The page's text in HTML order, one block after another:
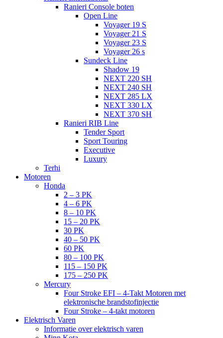
Ranieri Console boten
Open Line
Voyager 19 S
Voyager 21 S
Voyager 23 S
Voyager 26 s
Sundeck Line
Shadow 19
NEXT 220 SH
NEXT 240 SH
NEXT 285 LX
NEXT 330 LX
NEXT 370 SH
Ranieri RIB Line
Tender Sport
Sport Touring
Executive
Luxury
Terhi
Motoren
Honda
2 – 3 PK
4 – 6 PK
8 – 10 PK
15 – 20 PK
30 PK
40 – 50 PK
60 PK
80 – 100 PK
115 – 150 PK
175 – 250 PK
Mercury
Four Stroke EFI – 4-Takt Motoren met
elektronische brandstofinjectie
Four Stroke – 4-takt motoren
Elektrisch Varen
Informatie over elektrisch varen